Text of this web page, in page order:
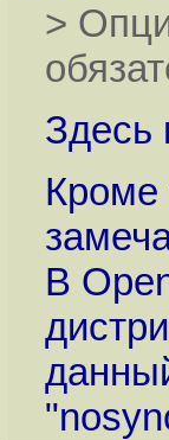
>
Здесь
Кроме
В